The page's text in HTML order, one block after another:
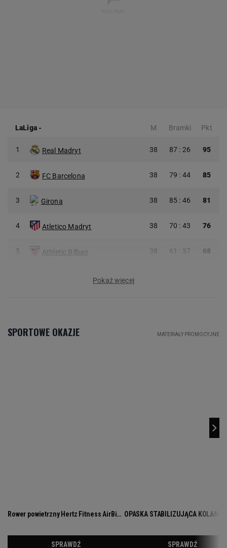
LaLiga- M Bramki Pkt
1 Real Madryt 38 87 : 26 95
2 FC Barcelona 38 79 : 44 85
3 Girona 38 85 : 46 81
4 Atletico Madryt 38 70 : 43 76
5 Athletic Bilbao 38 61 : 37 68
Pokaż więcej